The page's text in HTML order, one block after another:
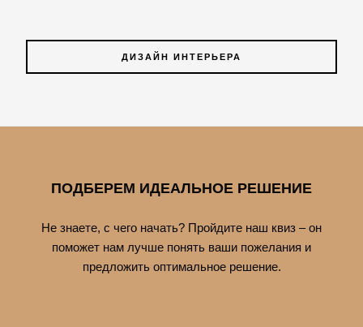
ДИЗАЙН ИНТЕРЬЕРА
ПОДБЕРЕМ ИДЕАЛЬНОЕ РЕШЕНИЕ
Не знаете, с чего начать? Пройдите наш квиз – он
поможет нам лучше понять ваши пожелания и
предложить оптимальное решение.